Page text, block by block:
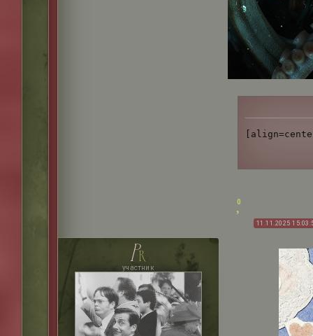
0
11.11.2025
pr
участник